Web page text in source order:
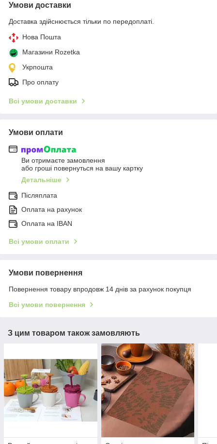
Умови доставки
Доставка здійснюється тільки по передоплаті.
Нова Пошта
Магазини Rozetka
Укрпошта
Про оплату
Всі умови доставки
Умови оплати
Ви отримаєте замовлення
або гроші повернуться на вашу картку
Детальніше
Післяплата
Оплата на рахунок
Оплата на IBAN
Всі умови оплати
Умови повернення
Повернення товару впродовж 14 днів за рахунок покупця
Всі умови повернення
З цим товаром також замовляють